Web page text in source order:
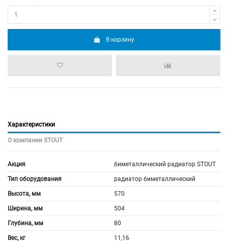
В корзину
Характеристики
О компании STOUT
Акция биметаллический радиатор STOUT
Тип оборудования радиатор биметаллический
Высота, мм 570
Ширина, мм 504
Глубина, мм 80
Вес, кг 11,16